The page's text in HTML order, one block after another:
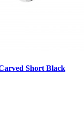
Short Black